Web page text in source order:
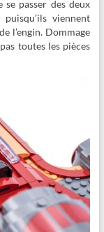
passer des deux
viennent
l’engin. Dommage
toutes les pièces